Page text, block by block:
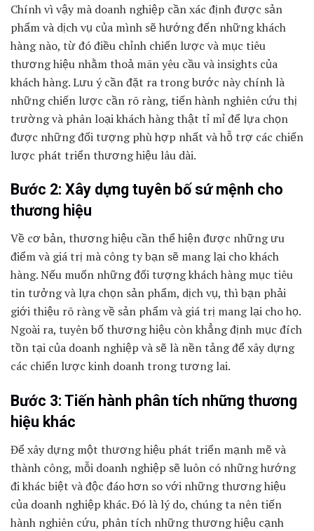
Chính vì vậy mà doanh nghiệp cần xác định được sản
phẩm và dịch vụ của mình sẽ hướng đến những khách
hàng nào, từ đó điều chỉnh chiến lược và mục tiêu
thương hiệu nhằm thoả mãn yêu cầu và insights của
khách hàng. Lưu ý cần đặt ra trong bước này chính là
những chiến lược cần rõ ràng, tiến hành nghiên cứu thị
trường và phân loại khách hàng thật tỉ mỉ để lựa chọn
được những đối tượng phù hợp nhất và hỗ trợ các chiến
lược phát triển thương hiệu lâu dài.
Bước 2: Xây dựng tuyên bố sứ mệnh cho
thương hiệu
Về cơ bản, thương hiệu cần thể hiện được những ưu
điểm và giá trị mà công ty bạn sẽ mang lại cho khách
hàng. Nếu muốn những đối tượng khách hàng mục tiêu
tin tưởng và lựa chọn sản phẩm, dịch vụ, thì bạn phải
giới thiệu rõ ràng về sản phẩm và giá trị mang lại cho họ.
Ngoài ra, tuyên bố thương hiệu còn khẳng định mục đích
tồn tại của doanh nghiệp và sẽ là nền tảng để xây dựng
các chiến lược kinh doanh trong tương lai.
Bước 3: Tiến hành phân tích những thương
hiệu khác
Để xây dựng một thương hiệu phát triển mạnh mẽ và
thành công, mỗi doanh nghiệp sẽ luôn có những hướng
đi khác biệt và độc đáo hơn so với những thương hiệu
của doanh nghiệp khác. Đó là lý do, chúng ta nên tiến
hành nghiên cứu, phân tích những thương hiệu cạnh